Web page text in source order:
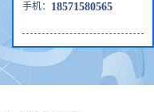
手机： 18571580565